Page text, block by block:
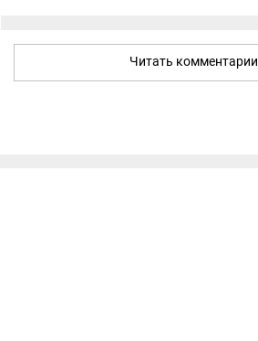
Читать комментарии